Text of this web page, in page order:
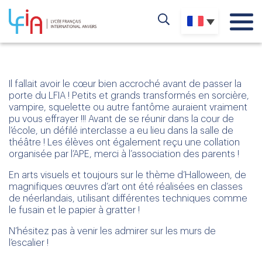
Il fallait avoir le cœur bien accroché avant de passer la
porte du LFIA ! Petits et grands transformés en sorcière,
vampire, squelette ou autre fantôme auraient vraiment
pu vous effrayer !!! Avant de se réunir dans la cour de
l’école, un défilé interclasse a eu lieu dans la salle de
théâtre ! Les élèves ont également reçu une collation
organisée par l’APE, merci à l’association des parents !
En arts visuels et toujours sur le thème d’Halloween, de
magnifiques œuvres d’art ont été réalisées en classes
de néerlandais, utilisant différentes techniques comme
le fusain et le papier à gratter !
N’hésitez pas à venir les admirer sur les murs de
l’escalier !